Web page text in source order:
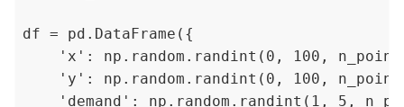
'x': np.random.randint(0, 100,
'y': np.random.randint(0, 100,
'demand': np.random.randint(1, 5,